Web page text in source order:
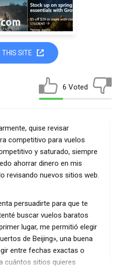
THIS SITE
6 Voted
quise revisar
competitivo para vuelos
y saturado, siempre
ahorrar dinero en mis
revisando nuevos sitios web.
persuadirte para que te
buscar vuelos baratos
lugar, me permitió elegir
de Beijing», una buena
entre fechas exactas o
cuántos sitios quieres